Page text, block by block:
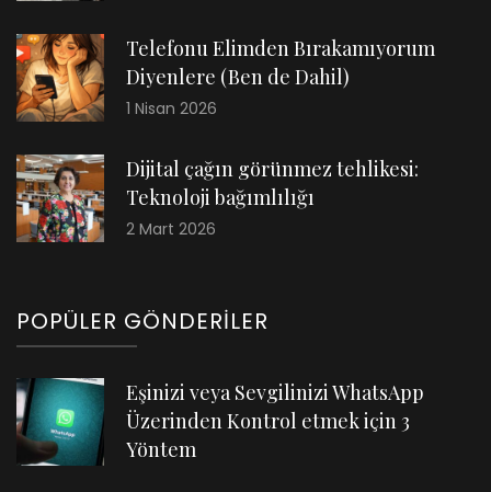
Telefonu Elimden Bırakamıyorum
Diyenlere (Ben de Dahil)
1 Nisan 2026
Dijital çağın görünmez tehlikesi:
Teknoloji bağımlılığı
2 Mart 2026
POPÜLER GÖNDERILER
Eşinizi veya Sevgilinizi WhatsApp
Üzerinden Kontrol etmek için 3
Yöntem